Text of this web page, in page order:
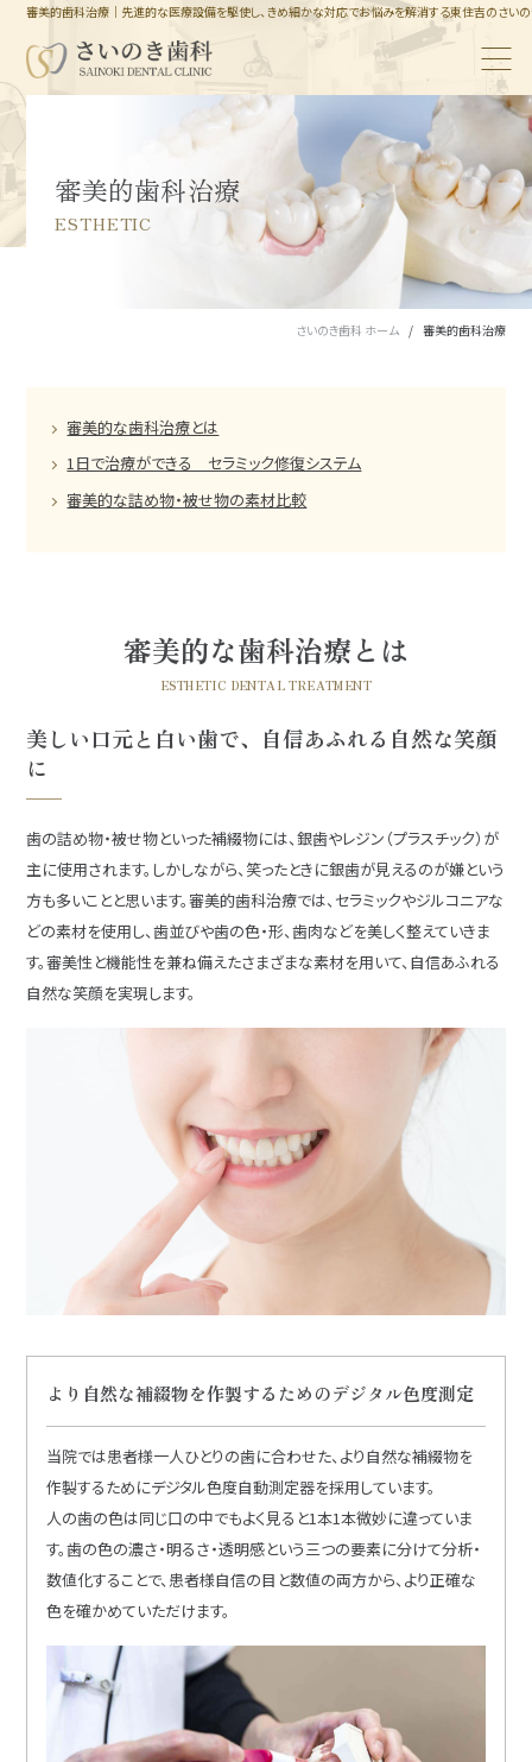
審美的歯科治療｜先進的な医療設備を駆使し、きめ細かな対応でお悩みを解消する東住吉のさい
審美的歯科治療
ESTHETIC
さいのき歯科 ホーム 審美的歯科治療
審美的な歯科治療とは
1日で治療ができる セラミック修復システム
審美的な詰め物・被せ物の素材比較
審美的な歯科治療とは
ESTHETIC DENTAL TREATMENT
美しい口元と白い歯で、自信あふれる自然な笑顔
に
歯の詰め物・被せ物といった補綴物には、銀歯やレジン（プラスチック）が
主に使用されます。しかしながら、笑ったときに銀歯が見えるのが嫌という
方も多いことと思います。審美的歯科治療では、セラミックやジルコニアな
どの素材を使用し、歯並びや歯の色・形、歯肉などを美しく整えていきま
す。審美性と機能性を兼ね備えたさまざまな素材を用いて、自信あふれる
自然な笑顔を実現します。
より自然な補綴物を作製するためのデジタル色度測定
当院では患者様一人ひとりの歯に合わせた、より自然な補綴物を
作製するためにデジタル色度自動測定器を採用しています。
人の歯の色は同じ口の中でもよく見ると1本1本微妙に違っていま
す。歯の色の濃さ・明るさ・透明感という三つの要素に分けて分析・
数値化することで、患者様自信の目と数値の両方から、より正確な
色を確かめていただけます。